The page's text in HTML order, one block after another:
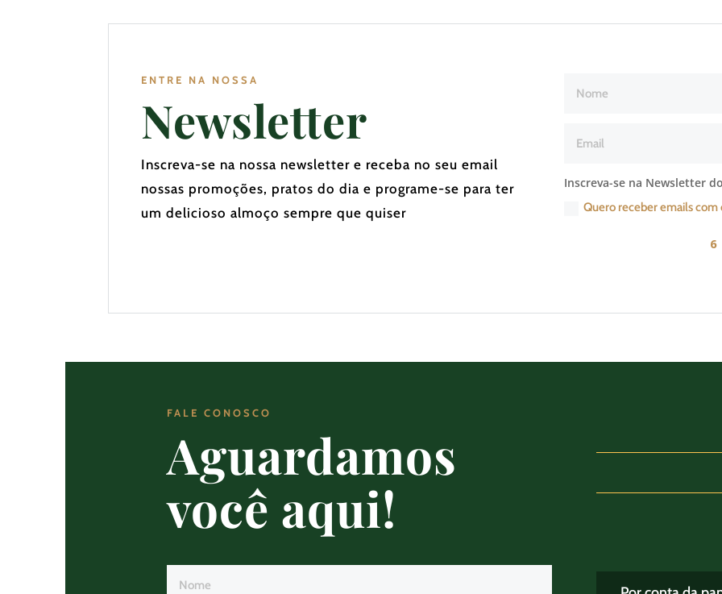
ENTRE NA NOSSA
Newsletter
Inscreva-se na nossa newsletter e receba no seu email
nossas promoções, pratos do dia e programe-se para ter
um delicioso almoço sempre que quiser
Inscreva-se na Newsletter
Quero receber emails
6
FALE CONOSCO
Aguardamos
você aqui!